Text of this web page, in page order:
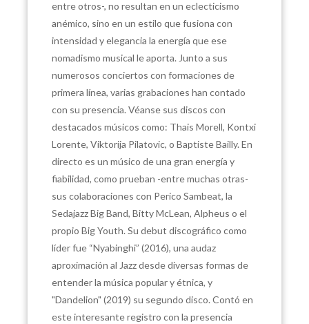
entre otros-, no resultan en un eclecticismo
anémico, sino en un estilo que fusiona con
intensidad y elegancia la energía que ese
nomadismo musical le aporta. Junto a sus
numerosos conciertos con formaciones de
primera línea, varias grabaciones han contado
con su presencia. Véanse sus discos con
destacados músicos como: Thais Morell, Kontxi
Lorente, Viktorija Pilatovic, o Baptiste Bailly. En
directo es un músico de una gran energía y
fiabilidad, como prueban -entre muchas otras-
sus colaboraciones con Perico Sambeat, la
Sedajazz Big Band, Bitty McLean, Alpheus o el
propio Big Youth. Su debut discográfico como
líder fue “Nyabinghi” (2016), una audaz
aproximación al Jazz desde diversas formas de
entender la música popular y étnica, y
"Dandelion" (2019) su segundo disco. Contó en
este interesante registro con la presencia